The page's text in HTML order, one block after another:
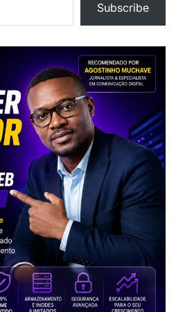
Subscribe